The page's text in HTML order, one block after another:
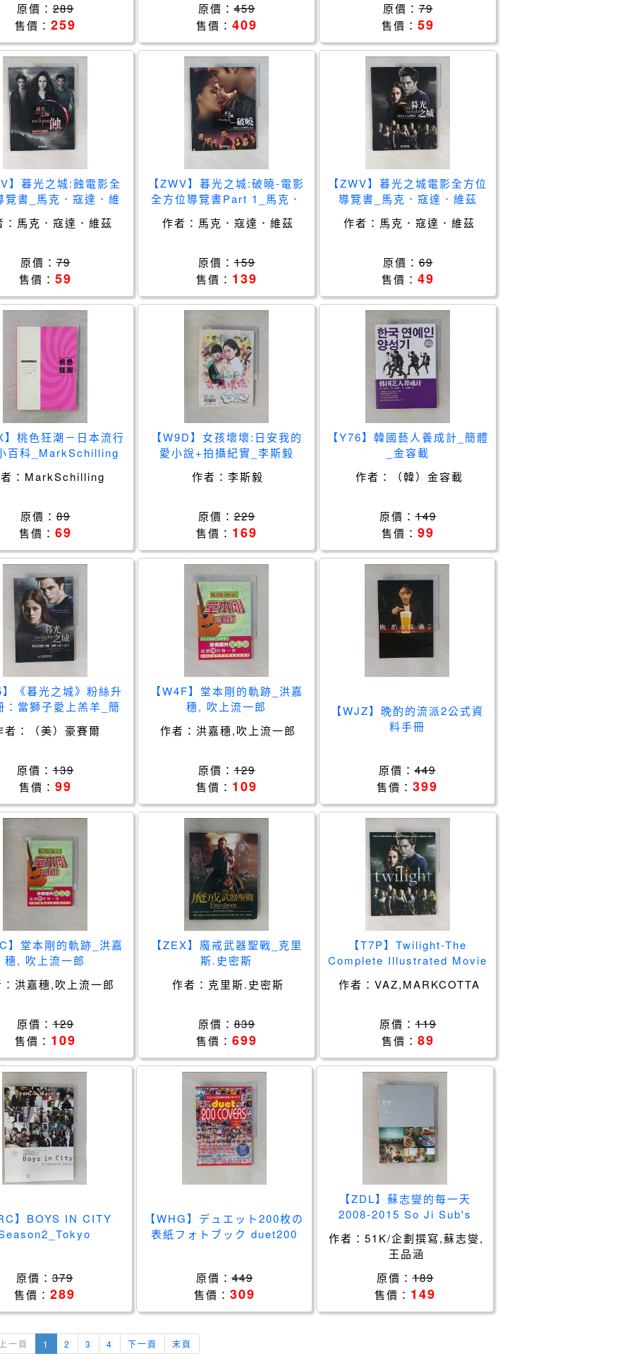
原價：289
售價： 259
原價：459
售價： 409
原價：79
售價： 59
】暮光之城:蝕電影全
覽書_馬克．寇達．維
馬克．寇達．維茲
原價：79
售價： 59
【ZWV】暮光之城:破曉-電影
全方位導覽書Part 1_馬克．
作者： 馬克．寇達．維茲
原價：159
售價： 139
【ZWV】暮光之城電影全方位
導覽書_馬克．寇達．維茲
作者： 馬克．寇達．維茲
原價：69
售價： 49
】桃色狂潮－日本流行
百科_MarkSchilling
： MarkSchilling
原價：89
售價： 69
【W9D】女孩壞壞:日安我的
愛小說+拍攝紀實_李斯毅
作者： 李斯毅
原價：229
售價： 169
【Y76】韓國藝人養成計_簡體
_金容載
作者：
（韓）金容載
原價：149
售價： 99
《暮光之城》粉絲升
：當獅子愛上羔羊_簡
者： （美）豪賽爾
原價：139
售價： 99
【W4F】堂本剛的軌跡_洪嘉
穗, 吹上流一郎
作者： 洪嘉穗,吹上流一郎
原價：129
售價： 109
【WJZ】晚酌的流派2公式資
料手冊
原價：449
售價： 399
】堂本剛的軌跡_洪嘉
穗, 吹上流一郎
洪嘉穗,吹上流一郎
原價：129
售價： 109
【ZEX】魔戒武器聖戰_克里
斯.史密斯
作者： 克里斯.史密斯
原價：839
售價： 699
【T7P】Twilight-The
Complete Illustrated Movie
COTT
作者： VAZ,MARKCOTTA
原價：119
售價： 89
】BOYS IN CITY
原價：379
售價： 289
【WHG】デュエット200枚の
表紙フォトブック duet200
原價：449
售價： 309
【ZDL】蘇志燮的每一天
2008-2015 So Ji Sub's
版)_51K/企劃撰寫, 蘇
作者： 51K/企劃撰寫,蘇志燮,
王品涵
原價：189
售價： 149
一頁 1 2 3 4 下一頁 末頁